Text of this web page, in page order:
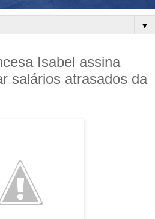
▼
Isabel assina
salários atrasados da